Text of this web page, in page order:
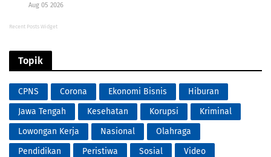
Aug 05 2026
Recent Posts Widget
Topik
CPNS Corona Ekonomi Bisnis
Hiburan
Jawa Tengah
Kesehatan Korupsi
Kriminal
Lowongan Kerja
Nasional
Olahraga
Pendidikan
Peristiwa Sosial
Video